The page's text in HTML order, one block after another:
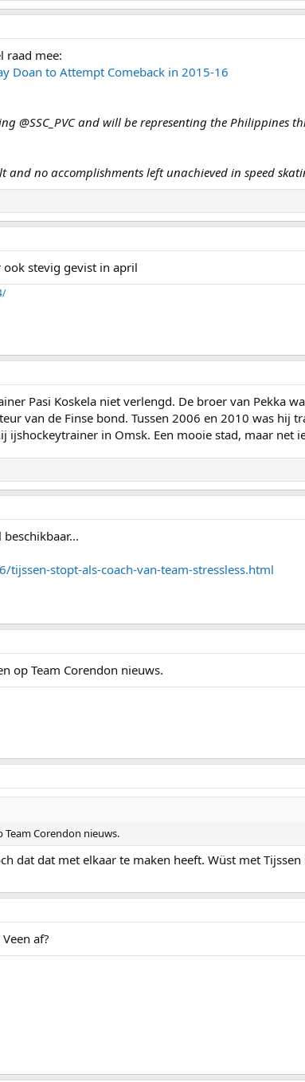
raad mee:
Doan to Attempt Comeback in 2015-16
@SSC_PVC and will be representing the Philippines
and no accomplishments left unachieved in speed
stevig gevist in april
Pasi Koskela niet verlengd. De broer van Pekka
van de Finse bond. Tussen 2006 en 2010 was hij
ijshockeytrainer in Omsk. Een mooie stad, maar net
stopt-als-coach-van-team-stressless.html
op Team Corendon nieuws.
Team Corendon nieuws.
dat dat met elkaar te maken heeft. Wüst met Tijssen
af?